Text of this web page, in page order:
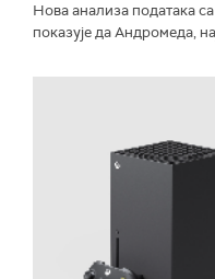
Нова анализа података
показује да Андромеда,